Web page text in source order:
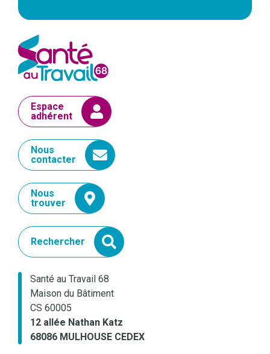
Espace
adhérent
Nous
contacter
Nous
trouver
Rechercher
Santé au Travail 68
Maison du Bâtiment
CS 60005
12 allée Nathan Katz
68086 MULHOUSE CEDEX